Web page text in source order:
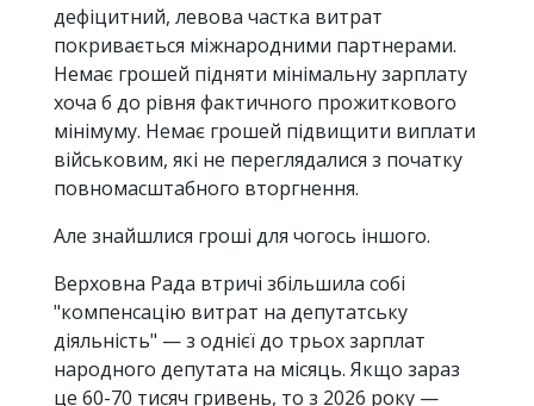
дефіцитний, левова частка витрат
покривається міжнародними партнерами.
Немає грошей підняти мінімальну зарплату
хоча б до рівня фактичного прожиткового
мінімуму. Немає грошей підвищити виплати
військовим, які не переглядалися з початку
повномасштабного вторгнення.
Але знайшлися гроші для чогось іншого.
Верховна Рада втричі збільшила собі
"компенсацію витрат на депутатську
діяльність" — з однієї до трьох зарплат
народного депутата на місяць. Якщо зараз
це 60-70 тисяч гривень, то з 2026 року —